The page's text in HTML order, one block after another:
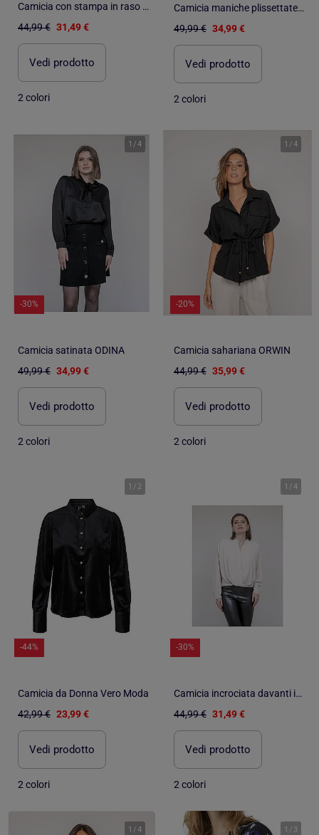
Camicia con stampa in raso OBONE
44,99 € 31,49 €
Vedi prodotto
2 colori
Camicia maniche plissettate OVIDE
49,99 € 34,99 €
Vedi prodotto
2 colori
1 /4
-30%
Camicia satinata ODINA
49,99 € 34,99 €
Vedi prodotto
2 colori
1 /4
-20%
Camicia sahariana ORWIN
44,99 € 35,99 €
Vedi prodotto
2 colori
1 / 2
-44%
Camicia da Donna Vero Moda
42,99 € 23,99 €
Vedi prodotto
2 colori
1 /4
-30%
Camicia incrociata davanti in basso ODACRE
44,99 € 31,49 €
Vedi prodotto
2 colori
1 /4 1 / 3